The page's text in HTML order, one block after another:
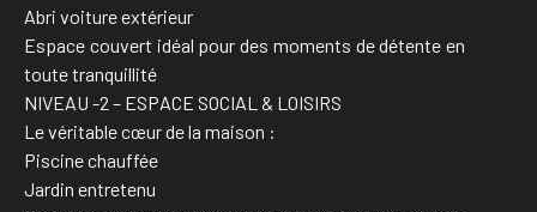
Abri voiture extérieur
Espace couvert idéal pour des moments de détente en
toute tranquillité
NIVEAU -2 – ESPACE SOCIAL & LOISIRS
Le véritable cœur de la maison :
Piscine chauffée
Jardin entretenu